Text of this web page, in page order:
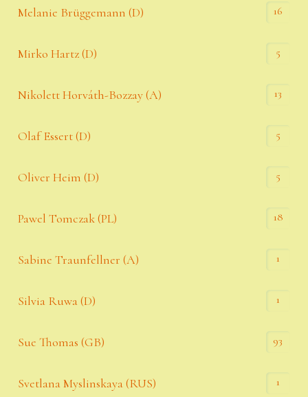
Melanie Brüggemann (D) 16
Mirko Hartz (D) 5
Nikolett Horváth-Bozzay (A) 13
Olaf Essert (D) 5
Oliver Heim (D) 5
Pawel Tomczak (PL) 18
Sabine Traunfellner (A) 1
Silvia Ruwa (D) 1
Sue Thomas (GB) 93
Svetlana Myslinskaya (RUS) 1